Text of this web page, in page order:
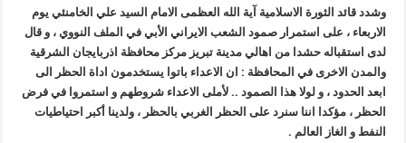
وشدد قائد الثورة الاسلامية آية الله العظمى الامام السيد علي الخامنئي يوم
الاربعاء ، على استمرار صمود الشعب الايراني الأبي في الملف النووي ، و قال
لدى استقباله حشدا من اهالي مدينة تبريز مركز محافظة اذربايجان الشرقية
والمدن الاخرى في المحافظة : ان الاعداء باتوا يستخدمون اداة الحظر الى
ابعد الحدود ، و لولا هذا الصمود .. لأملى الاعداء شروطهم و استمروا في فرض
الحظر ، مؤكدا اننا سنرد على الحظر الغربي بالحظر ، ولدينا أكبر احتياطيات
النفط و الغاز العالم .